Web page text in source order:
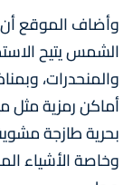
وأضاف الموقع أن
الشمس يتيح
والمنحدرات،
أماكن رمزية مثل
بحرية طازجة
وخاصة الأشياء